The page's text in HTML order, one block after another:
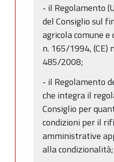
- il Regolamento
del Consiglio sul
agricola comune e
n. 165/1994, (CE)
485/2008;
- il Regolamento
che integra il
Consiglio per
condizioni per il
amministrative
alla condizionalità;